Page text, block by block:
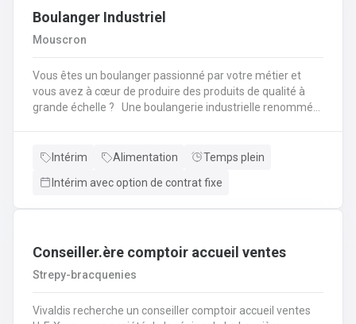
Boulanger Industriel
Mouscron
Vous êtes un boulanger passionné par votre métier et
vous avez à cœur de produire des produits de qualité à
grande échelle ? Une boulangerie industrielle renommée
missions : Préparation et cuisson des produits : Vous
baguettes, brioches et autres produits de boulangerie en
de texture et d'apparence. Vous contrôlerez la cuisson et
qualité constante.Gestion des pâtes : Vous superviserez la
utilisation des machines de pétrissage et de
Intérim Alimentation
Temps plein
Intérim avec option de contrat fixe
Conseiller.ère comptoir accueil ventes
Strepy-bracquenies
Vivaldis recherche un conseiller comptoir accueil ventes